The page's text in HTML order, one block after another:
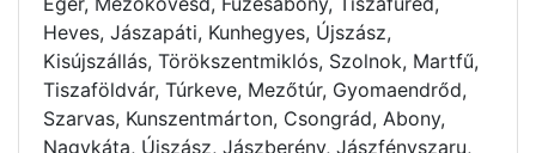
Heves, Jászapáti, Kunhegyes, Újszász,
Kisújszállás, Törökszentmiklós, Szolnok, Martfű,
Tiszaföldvár, Túrkeve, Mezőtúr, Gyomaendrőd,
Szarvas, Kunszentmárton, Csongrád, Abony,
Nagykáta, Újszász, Jászberény, Jászfényszaru,